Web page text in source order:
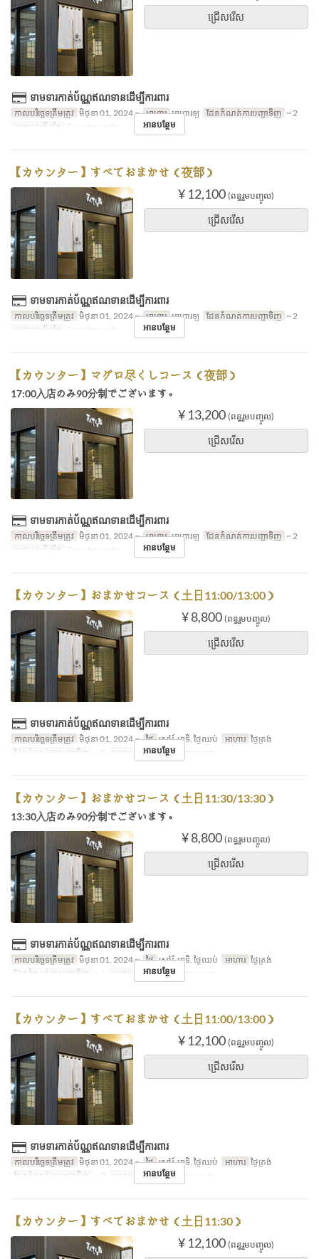
ជ្រើសរើស
ទាមទារកាត់ប័ណ្ណឥណទានដើម្បីការពារ
កាលបរិច្ឆេទត្រឹមត្រូវ មិថុនា 01, 2024 ~ អាហារ អាហារឡ ដែនកំណត់ការបញ្ជាទិញ ~ 2
ប្រភេទកន្រ្ត័តាំង
Counter seats អានបន្ថែម
【カウンター】すべておまかせ（夜部）
¥ 12,100 (ពន្ធរួមបញ្ចូល)
ជ្រើសរើស
ទាមទារកាត់ប័ណ្ណឥណទានដើម្បីការពារ
កាលបរិច្ឆេទត្រឹមត្រូវ មិថុនា 01, 2024 ~ អាហារ អាហារឡ ដែនកំណត់ការបញ្ជាទិញ ~ 2
ប្រភេទកន្រ្ត័តាំង
Counter seats អានបន្ថែម
【カウンター】マグロ尽くしコース（夜部）
17:00入店のみ90分制でございます。
¥ 13,200 (ពន្ធរួមបញ្ចូល)
ជ្រើសរើស
ទាមទារកាត់ប័ណ្ណឥណទានដើម្បីការពារ
កាលបរិច្ឆេទត្រឹមត្រូវ មិថុនា 01, 2024 ~ អាហារ អាហារឡ ដែនកំណត់ការបញ្ជាទិញ ~ 2
ប្រភេទកន្រ្ត័តាំង
Counter seats អានបន្ថែម
【カウンター】おまかせコース（土日11:00/13:00）
¥ 8,800 (ពន្ធរួមបញ្ចូល)
ជ្រើសរើស
ទាមទារកាត់ប័ណ្ណឥណទានដើម្បីការពារ
កាលបរិច្ឆេទត្រឹមត្រូវ មិថុនា 01, 2024 ~ ថ្ងៃ សៅរ៍, អាទិ, ថ្ងៃឈប់ អាហារ ថ្ងៃត្រង់
ដែនកំណត់ការបញ្ជាទិញ
~ 2 ប្រភេទកន្រ្ត័តាំង Counter seats
អានបន្ថែម
【カウンター】おまかせコース（土日11:30/13:30）
13:30入店のみ90分制でございます。
¥ 8,800 (ពន្ធរួមបញ្ចូល)
ជ្រើសរើស
ទាមទារកាត់ប័ណ្ណឥណទានដើម្បីការពារ
កាលបរិច្ឆេទត្រឹមត្រូវ មិថុនា 01, 2024 ~ ថ្ងៃ សៅរ៍, អាទិ, ថ្ងៃឈប់ អាហារ ថ្ងៃត្រង់
ដែនកំណត់ការបញ្ជាទិញ
~ 2 ប្រភេទកន្រ្ត័តាំង Counter seats
អានបន្ថែម
【カウンター】すべておまかせ（土日11:00/13:00）
¥ 12,100 (ពន្ធរួមបញ្ចូល)
ជ្រើសរើស
ទាមទារកាត់ប័ណ្ណឥណទានដើម្បីការពារ
កាលបរិច្ឆេទត្រឹមត្រូវ មិថុនា 01, 2024 ~ ថ្ងៃ សៅរ៍, អាទិ, ថ្ងៃឈប់ អាហារ ថ្ងៃត្រង់
ដែនកំណត់ការបញ្ជាទិញ
~ 2 ប្រភេទកន្រ្ត័តាំង Counter seats
អានបន្ថែម
【カウンター】すべておまかせ（土日11:30）
¥ 12,100 (ពន្ធរួមបញ្ចូល)